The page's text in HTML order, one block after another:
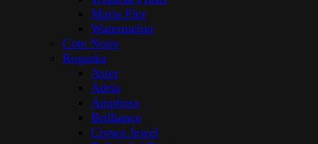
Maria Flor
Watermelon
Cote Noire
Rogaska
Aster
Adria
Amphora
Brilliance
Crown Jewel